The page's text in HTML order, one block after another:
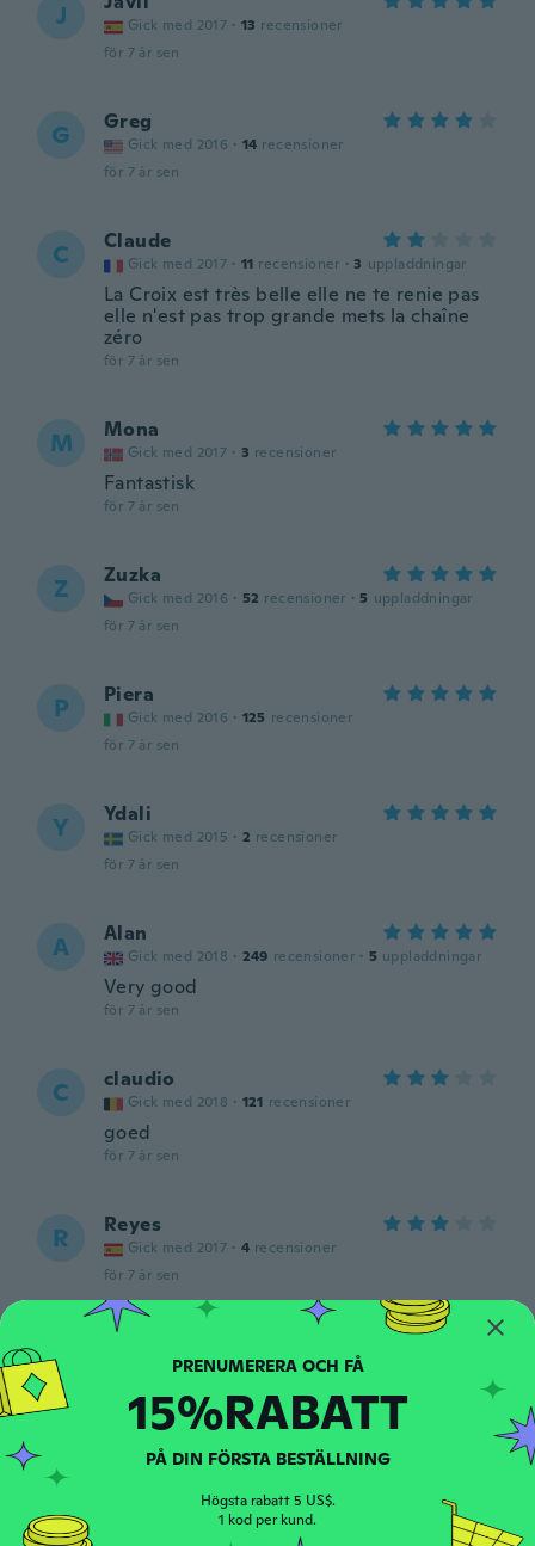
J Gick med 2017 · 13 recensioner
för 7 år sen
G Greg
Gick med 2016 · 14 recensioner
för 7 år sen
C Claude
Gick med 2017 · 11 recensioner · 3 uppladdningar
La Croix est très belle elle ne te renie pas
elle n'est pas trop grande mets la chaîne
zéro
för 7 år sen
M Mona
Gick med 2017 · 3 recensioner
Fantastisk
för 7 år sen
Z Zuzka
Gick med 2016 · 52 recensioner · 5 uppladdningar
för 7 år sen
P Piera
Gick med 2016 · 125 recensioner
för 7 år sen
Y Ydali
Gick med 2015 · 2 recensioner
för 7 år sen
A Alan
Gick med 2018 · 249 recensioner · 5 uppladdningar
Very good
för 7 år sen
C claudio
Gick med 2018 · 121 recensioner
goed
för 7 år sen
R Reyes
Gick med 2017 · 4 recensioner
för 7 år sen
S Gick med 2017 · 45 recensioner · 1
för 7 år sen
M Michael
PRENUMERERA OCH FÅ
15%RABATT
PÅ DIN FÖRSTA BESTÄLLNING
Högsta rabatt 5 US$.
1 kod per kund.